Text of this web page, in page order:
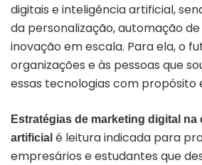
digitais e inteligência artificial,
da personalização, automação
inovação em escala. Para ela, o
organizações e às pessoas que
essas tecnologias com propósito
Estratégias de marketing digital na
artificial é leitura indicada para
empresários e estudantes que